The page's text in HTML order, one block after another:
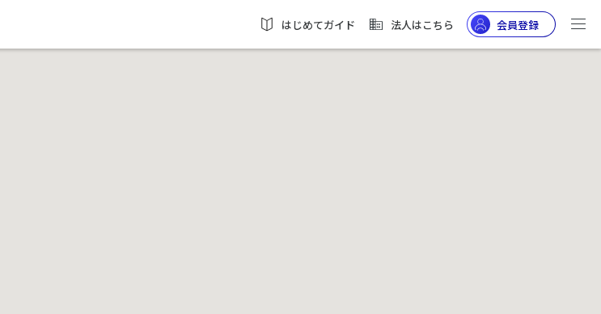
はじめてガイド 法人はこちら 会員登録